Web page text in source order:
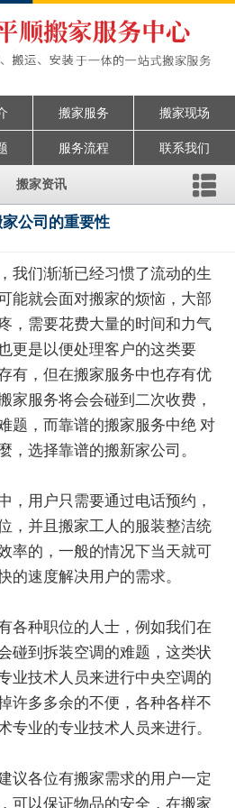
搬家服务 搬家现场
服务流程 联系我们
搬家资讯
公司的重要性
我们渐渐已经习惯了流动的生
能就会面对搬家的烦恼，大部
，需要花费大量的时间和力气
更是以便处理客户的这类要
有，但在搬家服务中也存有优
家服务将会会碰到二次收费，
题，而靠谱的搬家服务中绝 对
，选择靠谱的搬新家公司。
，用户只需要通过电话预约，
，并且搬家工人的服装整洁统
率的，一般的情况下当天就可
的速度解决用户的需求。
各种职位的人士，例如我们在
碰到拆装空调的难题，这类状
业技术人员来进行中央空调的
许多多余的不便，各种各样不
专业的专业技术人员来进行。
议各位有搬家需求的用户一定
可以保证物品的安全，在搬家